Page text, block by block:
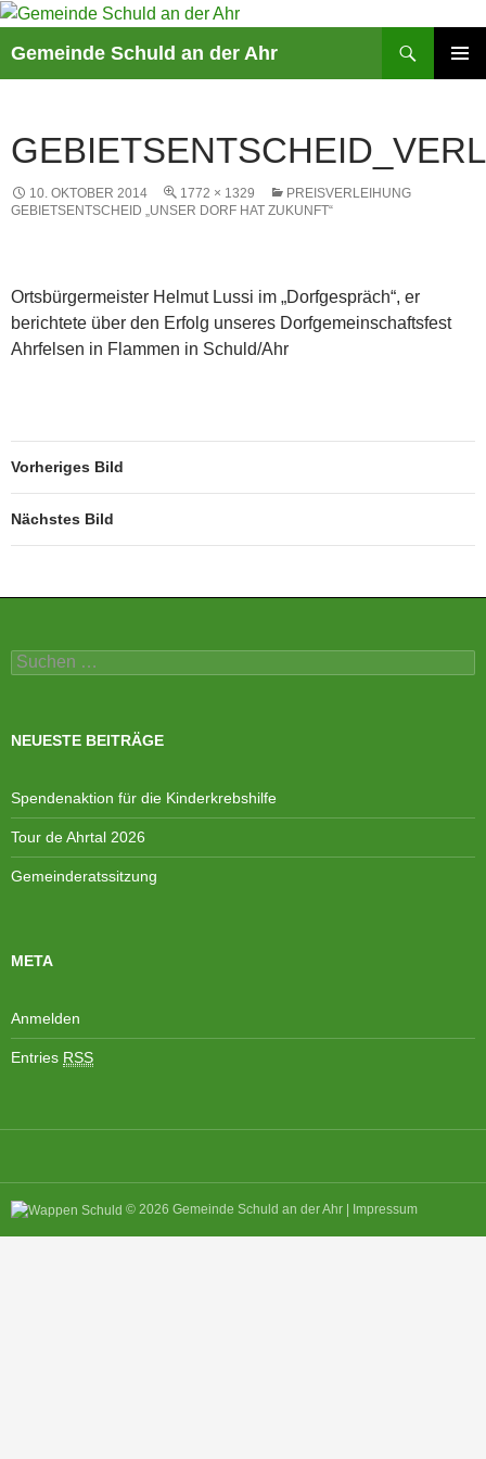
Gemeinde Schuld an der Ahr
10. OKTOBER 2014 1772 × 1329
PREISVERLEIHUNG
GEBIETSENTSCHEID „UNSER DORF HAT ZUKUNFT“
Ortsbürgermeister Helmut Lussi im „Dorfgespräch“, er
berichtete über den Erfolg unseres Dorfgemeinschaftsfest
Ahrfelsen in Flammen in Schuld/Ahr
Vorheriges Bild
Nächstes Bild
Suchen
nach:
NEUESTE BEITRÄGE
Spendenaktion für die Kinderkrebshilfe
Tour de Ahrtal 2026
Gemeinderatssitzung
META
Anmelden
Entries RSS
© 2026 Gemeinde Schuld an der Ahr | Impressum